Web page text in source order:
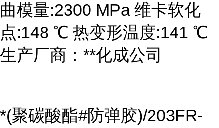
曲模量:2300 MPa 维卡软化
点:148 ℃ 热变形温度:141 ℃
生产厂商：**化成公司
*(聚碳酸酯#防弹胶)/203FR-